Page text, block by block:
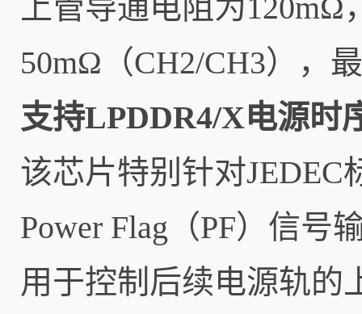
上管导通电阻为120mΩ
50mΩ（CH2/CH3），
支持LPDDR4/X电源时
该芯片特别针对
Power Flag（PF）信号
用于控制后续电源轨的